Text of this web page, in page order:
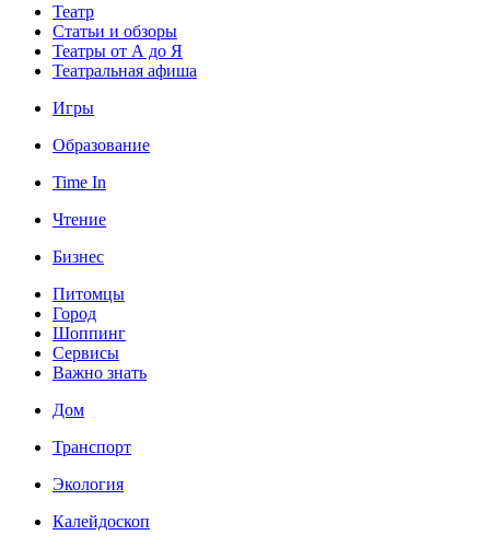
Театр
Статьи и обзоры
Театры от А до Я
Театральная афиша
Игры
Образование
Time In
Чтение
Бизнес
Питомцы
Город
Шоппинг
Сервисы
Важно знать
Дом
Транспорт
Экология
Калейдоскоп